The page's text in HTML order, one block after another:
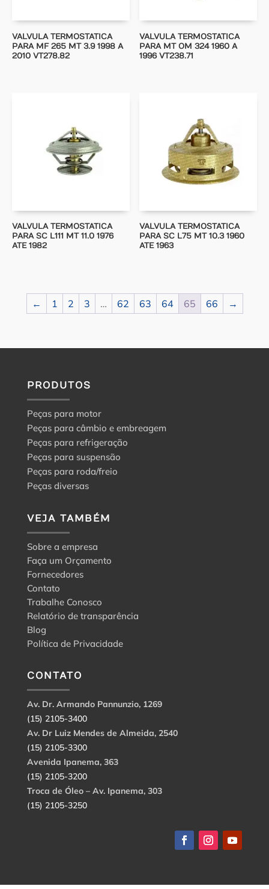
VALVULA TERMOSTATICA
PARA MF 265 MT 3.9 1998 A
2010 VT278.82
VALVULA TERMOSTATICA
PARA MT OM 324 1960 A
1996 VT238.71
VALVULA TERMOSTATICA
PARA SC L111 MT 11.0 1976
ATE 1982
VALVULA TERMOSTATICA
PARA SC L75 MT 10.3 1960
ATE 1963
← 1 2 3 … 62 63 64 65 66 →
PRODUTOS
Peças para motor
Peças para câmbio e embreagem
Peças para refrigeração
Peças para suspensão
Peças para roda/freio
Peças diversas
VEJA TAMBÉM
Sobre a empresa
Faça um Orçamento
Fornecedores
Contato
Trabalhe Conosco
Relatório de transparência
Blog
Política de Privacidade
CONTATO
Av. Dr. Armando Pannunzio, 1269
(15) 2105-3400
Av. Dr Luiz Mendes de Almeida, 2540
(15) 2105-3300
Avenida Ipanema, 363
(15) 2105-3200
Troca de Óleo – Av. Ipanema, 303
(15) 2105-3250